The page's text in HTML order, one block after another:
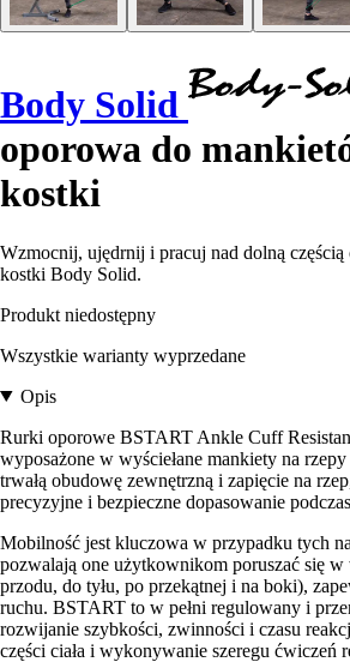
Body Solid
oporowa do
kostki
Wzmocnij, ujędrnij i pracuj nad dolną częścią
kostki Body Solid.
Produkt niedostępny
Wszystkie warianty wyprzedane
Opis
Rurki oporowe BSTART Ankle Cuff
wyposażone w wyściełane mankiety na
trwałą obudowę zewnętrzną i zapięcie na
precyzyjne i bezpieczne dopasowanie
Mobilność jest kluczowa w przypadku tych
pozwalają one użytkownikom poruszać się
przodu, do tyłu, po przekątnej i na boki),
ruchu. BSTART to w pełni regulowany i
rozwijanie szybkości, zwinności i czasu
części ciała i wykonywanie szeregu ćwiczeń